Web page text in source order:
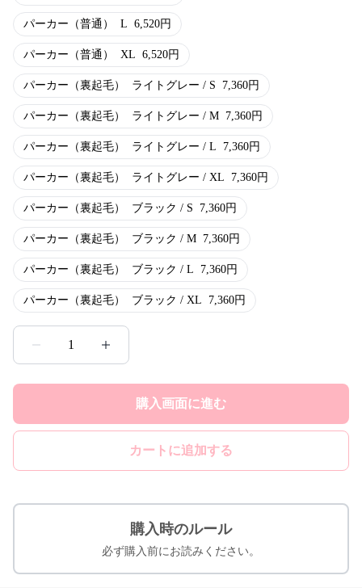
パーカー（普通） L 6,520円
パーカー（普通） XL 6,520円
パーカー（裏起毛） ライトグレー / S 7,360円
パーカー（裏起毛） ライトグレー / M 7,360円
パーカー（裏起毛） ライトグレー / L 7,360円
パーカー（裏起毛） ライトグレー / XL 7,360円
パーカー（裏起毛） ブラック / S 7,360円
パーカー（裏起毛） ブラック / M 7,360円
パーカー（裏起毛） ブラック / L 7,360円
パーカー（裏起毛） ブラック / XL 7,360円
1
購入画面に進む
カートに追加する
購入時のルール
必ず購入前にお読みください。